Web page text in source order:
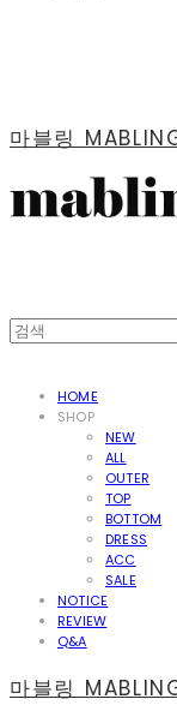
마블링
HOME
SHOP
NEW
ALL
OUTER
TOP
BOTTOM
DRESS
ACC
SALE
NOTICE
REVIEW
Q&A
마블링